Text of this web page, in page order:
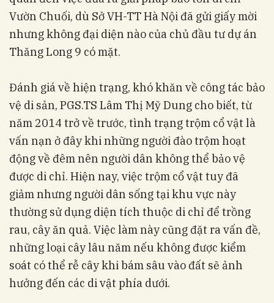
Vườn Chuối, dù Sở VH-TT Hà Nội đã gửi giấy mời
nhưng không đại diện nào của chủ đầu tư dự án
Thăng Long 9 có mặt.
Đánh giá về hiện trạng, khó khăn về công tác bảo
vệ di sản, PGS.TS Lâm Thị Mỹ Dung cho biết, từ
năm 2014 trở về trước, tình trạng trộm cổ vật là
vấn nạn ở đây khi những người đào trộm hoạt
động về đêm nên người dân không thể bảo vệ
được di chỉ. Hiện nay, việc trộm cổ vật tuy đã
giảm nhưng người dân sống tại khu vực này
thường sử dụng diện tích thuộc di chỉ để trồng
rau, cây ăn quả. Việc làm này cũng đặt ra vấn đề,
những loại cây lâu năm nếu không được kiểm
soát có thể rễ cây khi bám sâu vào đất sẽ ảnh
hưởng đến các di vật phía dưới.